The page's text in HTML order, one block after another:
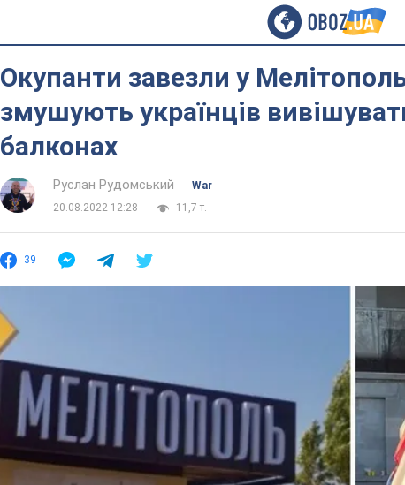
Окупанти завезли у
змушують українців
балконах
Руслан Рудомський
War
20.08.2022 12:28
11,7 т.
39